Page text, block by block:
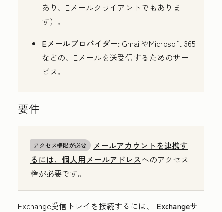
あり、Eメールクライアントでもありま
す）。
Eメールプロバイダー: GmailやMicrosoft 365
などの、Eメールを送受信するためのサー
ビス。
要件
アクセス権限が必要
メールアカウントを連携す
るには、個人用メールアドレスへのアクセス
権が必要です。
Exchange受信トレイを接続するには、 Exchangeサ